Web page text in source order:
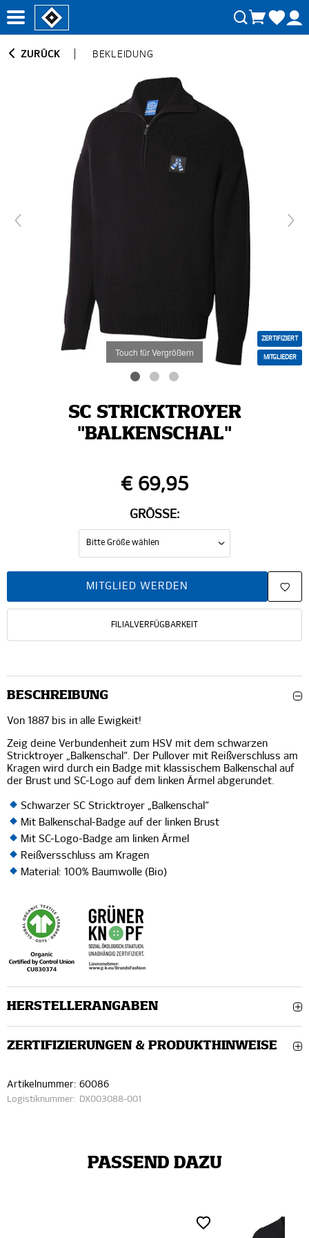
ZURÜCK BEKLEIDUNG
Touch für Vergrößern
ZERTIFIZIERT
MITGLIEDER
SC STRICKTROYER
"BALKENSCHAL"
€ 69,95
GRÖSSE:
MITGLIED WERDEN
FILIALVERFÜGBARKEIT
BESCHREIBUNG
Von 1887 bis in alle Ewigkeit!
Zeig deine Verbundenheit zum HSV mit dem schwarzen
Stricktroyer „Balkenschal“. Der Pullover mit Reißverschluss am
Kragen wird durch ein Badge mit klassischem Balkenschal auf
der Brust und SC-Logo auf dem linken Ärmel abgerundet.
Schwarzer SC Stricktroyer „Balkenschal“
Mit Balkenschal-Badge auf der linken Brust
Mit SC-Logo-Badge am linken Ärmel
Reißversschluss am Kragen
Material: 100% Baumwolle (Bio)
HERSTELLERANGABEN
ZERTIFIZIERUNGEN & PRODUKTHINWEISE
Artikelnummer: 60086
Logistiknummer: DX003088-001
PASSEND DAZU